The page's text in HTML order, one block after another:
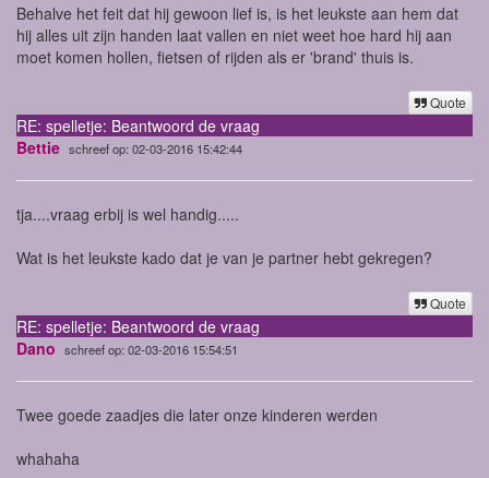
Behalve het feit dat hij gewoon lief is, is het leukste aan hem dat
hij alles uit zijn handen laat vallen en niet weet hoe hard hij aan
moet komen hollen, fietsen of rijden als er 'brand' thuis is.
Quote
RE: spelletje: Beantwoord de vraag
Bettie schreef op: 02-03-2016 15:42:44
tja....vraag erbij is wel handig.....
Wat is het leukste kado dat je van je partner hebt gekregen?
Quote
RE: spelletje: Beantwoord de vraag
Dano schreef op: 02-03-2016 15:54:51
Twee goede zaadjes die later onze kinderen werden
whahaha